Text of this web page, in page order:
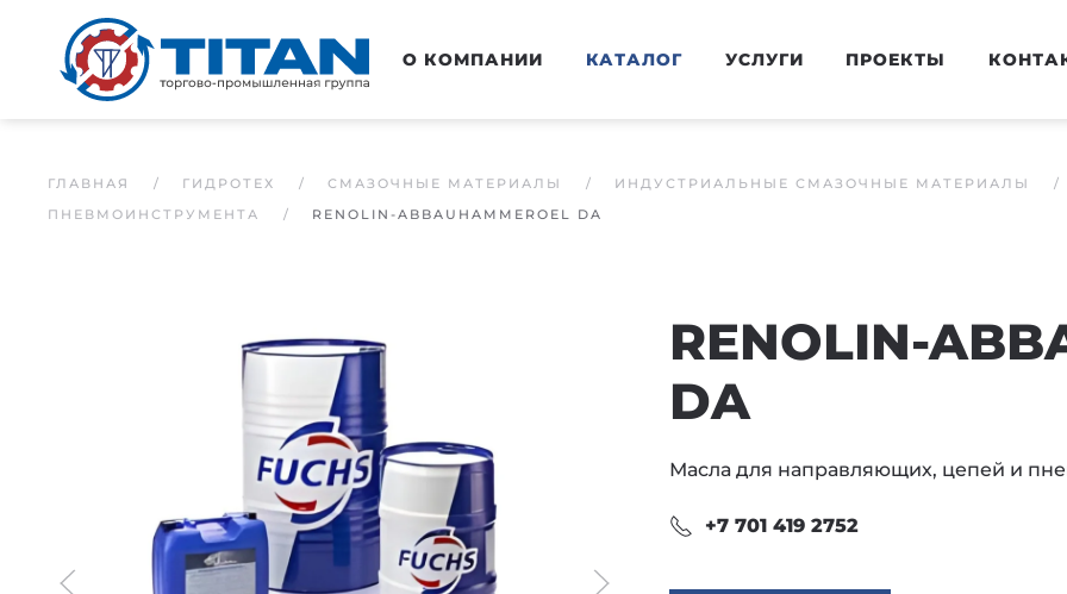
Перейти к основному содержанию О КОМПАНИИ КАТАЛОГ УСЛУГИ ПРОЕКТЫ
ГЛАВНАЯ ГИДРОТЕХ СМАЗОЧНЫЕ МАТЕРИАЛЫ ИНДУСТРИАЛЬНЫЕ СМАЗОЧНЫЕ МАТЕРИАЛЫ
ПНЕВМОИНСТРУМЕНТА
RENOLIN-ABBAUHAMMEROEL DA
RENOLIN-
DA
Масла для направляющих, цепей и
+7 701 419 2752